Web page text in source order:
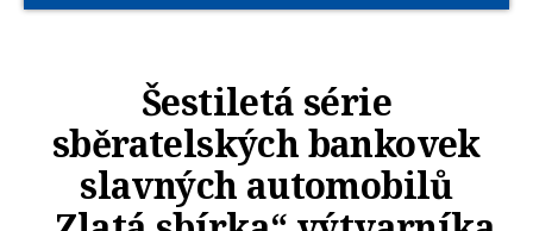
Šestiletá série
sběratelských bankovek
slavných automobilů